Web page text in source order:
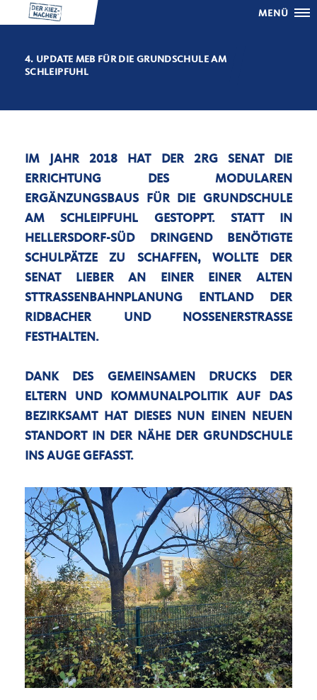
MENÜ
4. UPDATE MEB FÜR DIE GRUNDSCHULE AM
SCHLEIPFUHL
IM JAHR 2018 HAT DER 2RG SENAT DIE
ERRICHTUNG DES MODULAREN
ERGÄNZUNGSBAUS FÜR DIE GRUNDSCHULE
AM SCHLEIPFUHL GESTOPPT. STATT IN
HELLERSDORF-SÜD DRINGEND BENÖTIGTE
SCHULPÄTZE ZU SCHAFFEN, WOLLTE DER
SENAT LIEBER AN EINER EINER ALTEN
STTRASSENBAHNPLANUNG ENTLAND DER R
IDBACHER UND NOSSENERSTRASSE FE
STHALTEN.
DANK DES GEMEINSAMEN DRUCKS DER
ELTERN UND KOMMUNALPOLITIK AUF DAS
BEZIRKSAMT HAT DIESES NUN EINEN NEUEN
STANDORT IN DER NÄHE DER GRUNDSCHULE
INS AUGE GEFASST.